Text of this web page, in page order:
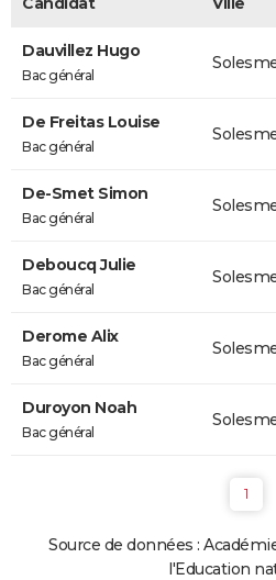
Dauvillez Hugo
Bac général
De Freitas Louise
Bac général
De-Smet Simon
Bac général
Deboucq Julie
Bac général
Derome Alix
Bac général
Duroyon Noah
Bac général
1
Source de données :
l'Education